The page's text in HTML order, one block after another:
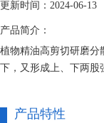
更新时间：2024-06-13
产品简介：
植物精油高剪切研磨分
下，又形成上、下两股
产品特性